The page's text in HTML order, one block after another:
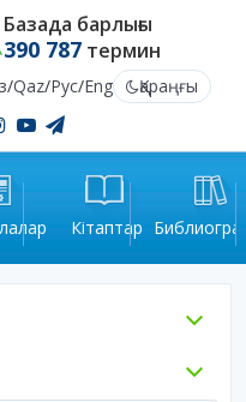
Базада барлығы
390 787термин
/Qaz/Рус/Eng
Қараңғы
Кітаптар